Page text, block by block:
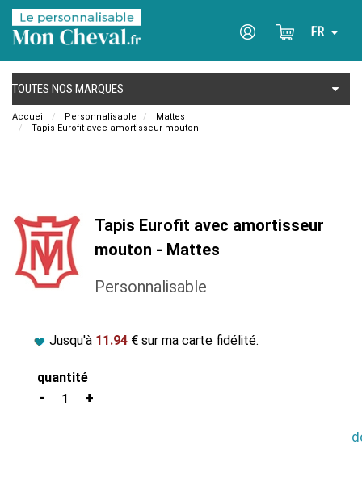
Accueil Personnalisable
Mattes
Tapis Eurofit avec amortisseur mouton
Tapis Eurofit avec amortisseur
mouton - Mattes
Personnalisable
Jusqu'à 11.94 € sur ma carte fidélité.
quantité
1